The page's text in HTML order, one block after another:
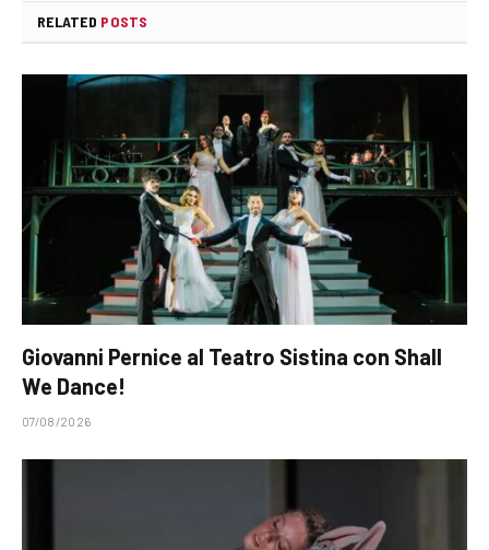
RELATED POSTS
Giovanni Pernice al Teatro Sistina con Shall
We Dance!
07/08/2026